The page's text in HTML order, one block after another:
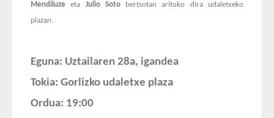
Mendiluzeeta Julio Sotobertsotan arituko dira udaletxeko
plazan.
Eguna: Uztailaren 28a, igandea
Tokia: Gorlizko udaletxe plaza
Ordua: 19:00